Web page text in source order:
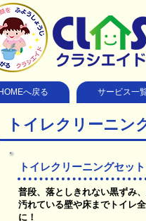
HOMEへ戻る サービス一
トイレクリーニン
トイレクリーニングセット
普段、落としきれない黒ずみ、
汚れている壁や床までトイレ
に！